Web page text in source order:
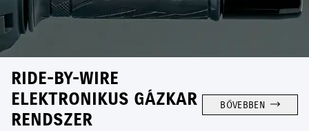
RIDE-BY-WIRE
ELEKTRONIKUS GÁZKAR
RENDSZER
BŐVEBBEN